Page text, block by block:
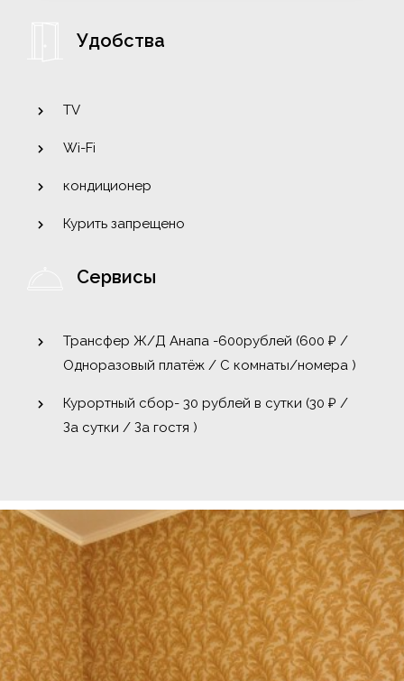
Удобства
TV
Wi-Fi
кондиционер
Курить запрещено
Сервисы
Трансфер Ж/Д Анапа -600рублей (600 ₽ /
Одноразовый платёж / С комнаты/номера )
Курортный сбор- 30 рублей в сутки (30 ₽ /
За сутки / За гостя )